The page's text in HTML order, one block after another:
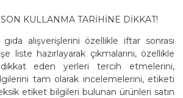
KULLANMA TARİHİNE DİKKAT!
gıda alışverişlerini özellikle iftar sonrası
liste hazırlayarak çıkmalarını, özellikle
dikkat eden yerleri tercih etmelerini,
tam olarak incelemelerini, etiketi
etiket bilgileri bulunan ürünleri satın